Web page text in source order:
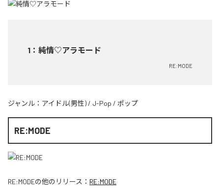
1 ： 純情♡アラモード
RE:MODE
ジャンル： アイドル(男性) / J-Pop / ポップ
RE:MODE
RE:MODEの他のリリース： RE:MODE